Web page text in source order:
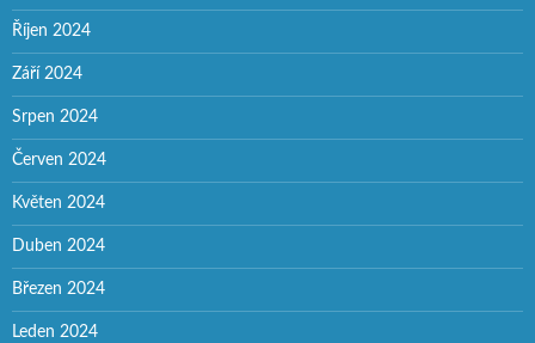
Říjen 2024
Září 2024
Srpen 2024
Červen 2024
Květen 2024
Duben 2024
Březen 2024
Leden 2024